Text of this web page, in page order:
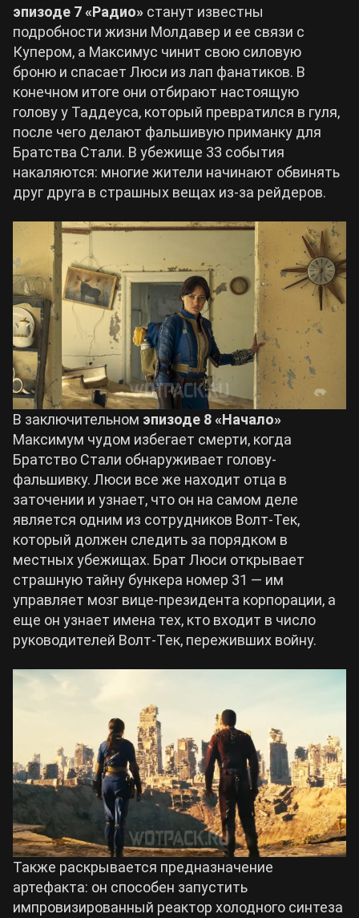
эпизоде 7 «Радио» станут известны
подробности жизни Молдавер и ее связи с
Купером, а Максимус чинит свою силовую
броню и спасает Люси из лап фанатиков. В
конечном итоге они отбирают настоящую
голову у Таддеуса, который превратился в гуля,
после чего делают фальшивую приманку для
Братства Стали. В убежище 33 события
накаляются: многие жители начинают обвинять
друг друга в страшных вещах из-за рейдеров.
В заключительном эпизоде 8 «Начало»
Максимум чудом избегает смерти, когда
Братство Стали обнаруживает голову-
фальшивку. Люси все же находит отца в
заточении и узнает, что он на самом деле
является одним из сотрудников Волт-Тек,
который должен следить за порядком в
местных убежищах. Брат Люси открывает
страшную тайну бункера номер 31 — им
управляет мозг вице-президента корпорации, а
еще он узнает имена тех, кто входит в число
руководителей Волт-Тек, переживших войну.
Также раскрывается предназначение
артефакта: он способен запустить
импровизированный реактор холодного синтеза